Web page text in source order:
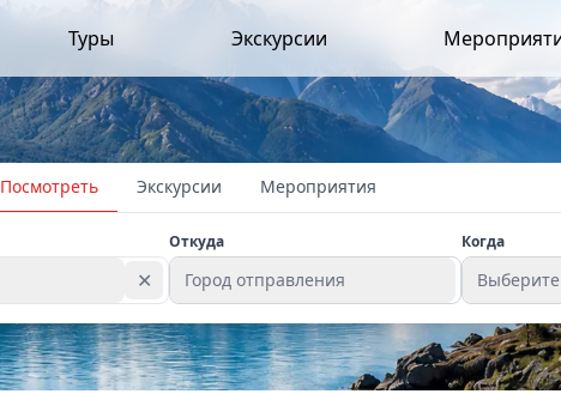
Туры Экскурсии
Посмотреть Экскурсии Мероприятия
✕
Откуда
Город отправления
Когда